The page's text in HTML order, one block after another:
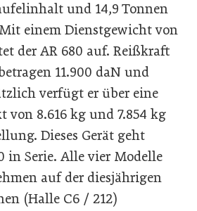
und 14,9 Tonnen
einem Dienstgewicht von
der AR 680 auf. Reißkraft
11.900 daN und
verfügt er über eine
von 8.616 kg und 7.854 kg
Dieses Gerät geht
in Serie. Alle vier Modelle
auf der diesjährigen
(Halle C6 / 212)